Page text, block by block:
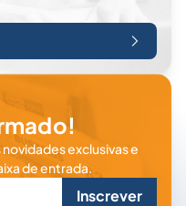
exclusivas e
de entrada.
Inscrever